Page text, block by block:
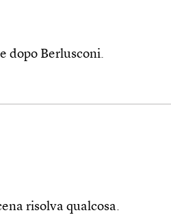
dopo Berlusconi.
risolva qualcosa.